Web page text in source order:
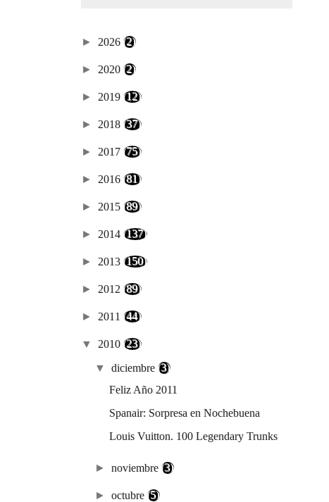
► 2026 (2)
► 2020 (2)
► 2019 (12)
► 2018 (37)
► 2017 (75)
► 2016 (81)
► 2015 (89)
► 2014 (137)
► 2013 (150)
► 2012 (89)
► 2011 (44)
▼ 2010 (23)
▼diciembre(3)
Feliz Año 2011
Spanair: Sorpresa en Nochebuena
Louis Vuitton. 100 Legendary Trunks
►noviembre(3)
►octubre(5)